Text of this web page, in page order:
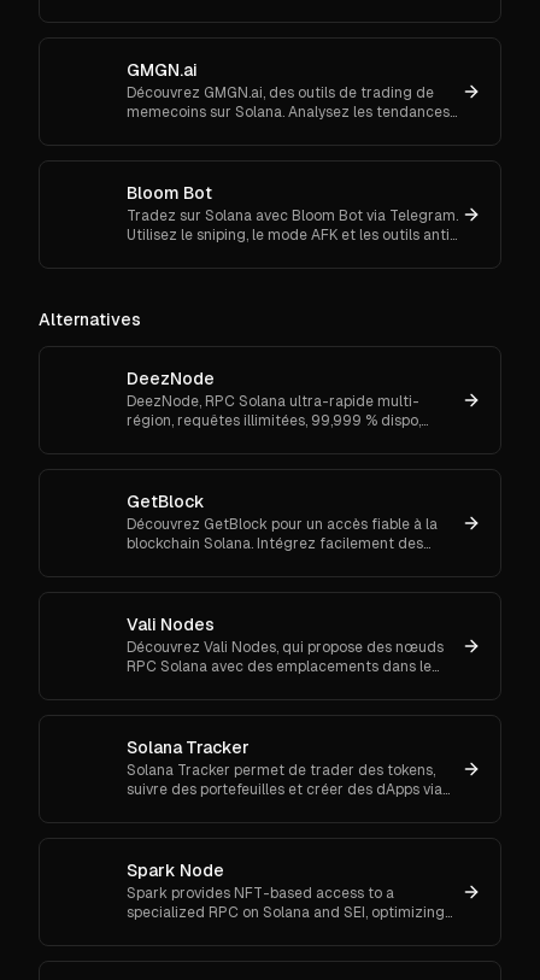
portefeuille.
GMGN.ai
Découvrez GMGN.ai, des outils de trading de
memecoins sur Solana. Analysez les tendances
des swaps inter-chaînes.
Bloom Bot
Tradez sur Solana avec Bloom Bot via Telegram.
Utilisez le sniping, le mode AFK et les outils anti-
transactions crypto.
Alternatives
DeezNode
DeezNode, RPC Solana ultra-rapide multi-
région, requêtes illimitées, 99,999 % dispo,
fort volume. Essayez-le.
GetBlock
Découvrez GetBlock pour un accès fiable à la
blockchain Solana. Intégrez facilement des
solutions DeFi.
Vali Nodes
Découvrez Vali Nodes, qui propose des nœuds
RPC Solana avec des emplacements dans le
transactions à haute vitesse.
Solana Tracker
Solana Tracker permet de trader des tokens,
suivre des portefeuilles et créer des dApps via
développeurs.
Spark Node
Spark provides NFT-based access to a
specialized RPC on Solana and SEI, optimizing